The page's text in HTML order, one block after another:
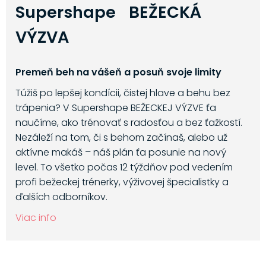
Supershape BEŽECKÁ
VÝZVA
Premeň beh na vášeň a posuň svoje limity
Túžiš po lepšej kondícii, čistej hlave a behu bez
trápenia? V Supershape BEŽECKEJ VÝZVE ťa
naučíme, ako trénovať s radosťou a bez ťažkostí.
Nezáleží na tom, či s behom začínaš, alebo už
aktívne makáš – náš plán ťa posunie na nový
level. To všetko počas 12 týždňov pod vedením
profi bežeckej trénerky, výživovej špecialistky a
ďalších odborníkov.
Viac info